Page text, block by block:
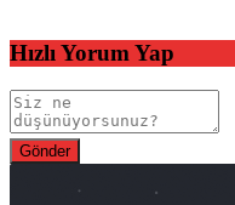
Hızlı Yorum Yap